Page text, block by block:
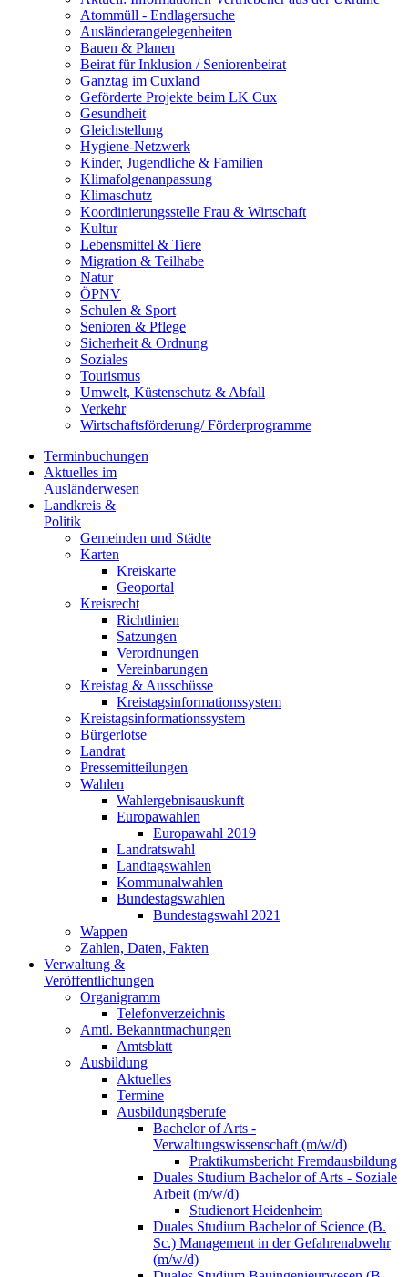
Atommüll - Endlagersuche
Ausländerangelegenheiten
Bauen & Planen
Beirat für Inklusion / Seniorenbeirat
Ganztag im Cuxland
Geförderte Projekte beim LK Cux
Gesundheit
Gleichstellung
Hygiene-Netzwerk
Kinder, Jugendliche & Familien
Klimafolgenanpassung
Klimaschutz
Koordinierungsstelle Frau & Wirtschaft
Kultur
Lebensmittel & Tiere
Migration & Teilhabe
Natur
ÖPNV
Schulen & Sport
Senioren & Pflege
Sicherheit & Ordnung
Soziales
Tourismus
Umwelt, Küstenschutz & Abfall
Verkehr
Wirtschaftsförderung/ Förderprogramme
Terminbuchungen
Aktuelles im
Ausländerwesen
Landkreis &
Politik
Gemeinden und Städte
Karten
Kreiskarte
Geoportal
Kreisrecht
Richtlinien
Satzungen
Verordnungen
Vereinbarungen
Kreistag & Ausschüsse
Kreistagsinformationssystem
Kreistagsinformationssystem
Bürgerlotse
Landrat
Pressemitteilungen
Wahlen
Wahlergebnisauskunft
Europawahlen
Europawahl 2019
Landratswahl
Landtagswahlen
Kommunalwahlen
Bundestagswahlen
Bundestagswahl 2021
Wappen
Zahlen, Daten, Fakten
Verwaltung &
Veröffentlichungen
Organigramm
Telefonverzeichnis
Amtl. Bekanntmachungen
Amtsblatt
Ausbildung
Aktuelles
Termine
Ausbildungsberufe
Bachelor of Arts -
Verwaltungswissenschaft (m/w/d)
Praktikumsbericht Fremdausbildung
Duales Studium Bachelor of Arts - Soziale
Arbeit (m/w/d)
Studienort Heidenheim
Duales Studium Bachelor of Science (B.
Sc.) Management in der Gefahrenabwehr
(m/w/d)